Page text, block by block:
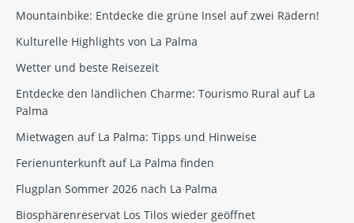
Mountainbike: Entdecke die grüne Insel auf zwei Rädern!
Kulturelle Highlights von La Palma
Wetter und beste Reisezeit
Entdecke den ländlichen Charme: Tourismo Rural auf La
Palma
Mietwagen auf La Palma: Tipps und Hinweise
Ferienunterkunft auf La Palma finden
Flugplan Sommer 2026 nach La Palma
Biosphärenreservat Los Tilos wieder geöffnet